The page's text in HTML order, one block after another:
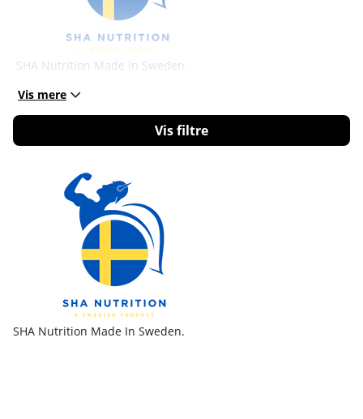
SHA Nutrition Made In Sweden.
Vis mere
Filtrér
SHA Nutrition Made In Sweden.